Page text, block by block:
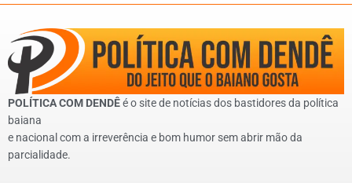
POLÍTICA COM DENDÊé o site de notícias dos bastidores da política
baiana
e nacional com a irreverência e bom humor sem abrir mão da
parcialidade.